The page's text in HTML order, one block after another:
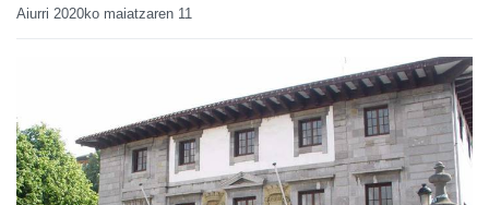
Aiurri 2020ko maiatzaren 11